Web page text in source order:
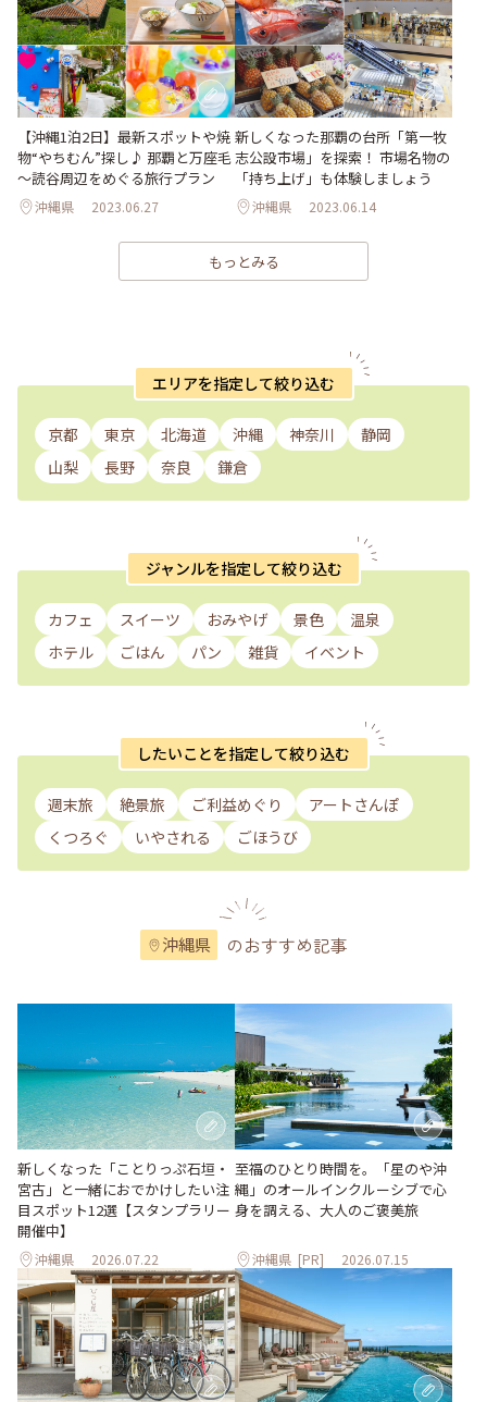
【沖縄1泊2日】最新スポットや焼
物“やちむん”探し♪ 那覇と万座毛
～読谷周辺をめぐる旅行プラン
沖縄県 2023.06.27
新しくなった那覇の台所「第一牧
志公設市場」を探索！ 市場名物の
「持ち上げ」も体験しましょう
沖縄県 2023.06.14
もっとみる
エリアを指定して絞り込む
京都 東京 北海道 沖縄 神奈川
静岡
山梨
長野 奈良 鎌倉
ジャンルを指定して絞り込む
カフェ スイーツ おみやげ 景色
温泉
ホテル
ごはん パン 雑貨 イベント
したいことを指定して絞り込む
週末旅 絶景旅 ご利益めぐり
アートさんぽ
くつろぐ
いやされる ごほうび
沖縄県 のおすすめ記事
新しくなった「ことりっぷ石垣・
宮古」と一緒におでかけしたい注
目スポット12選【スタンプラリー
開催中】
沖縄県 2026.07.22
至福のひとり時間を。「星のや沖
縄」のオールインクルーシブで心
身を調える、大人のご褒美旅
沖縄県 [PR] 2026.07.15